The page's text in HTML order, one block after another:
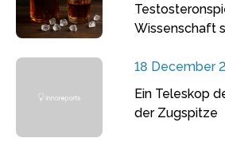
Wissenschaft
18 December
Ein Teleskop
der Zugspitze